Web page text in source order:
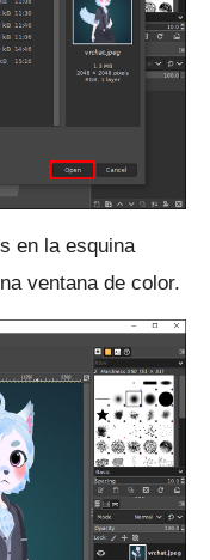
en la esquina
ventana de color.